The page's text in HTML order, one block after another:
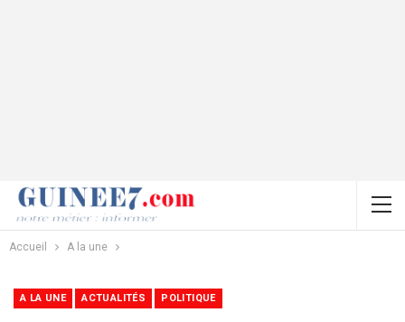
Accueil A la une
A LA UNE ACTUALITÉS POLITIQUE